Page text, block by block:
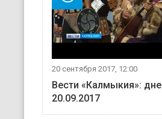
20 сентября 2017, 12:00
Вести «Калмыкия»:
20.09.2017